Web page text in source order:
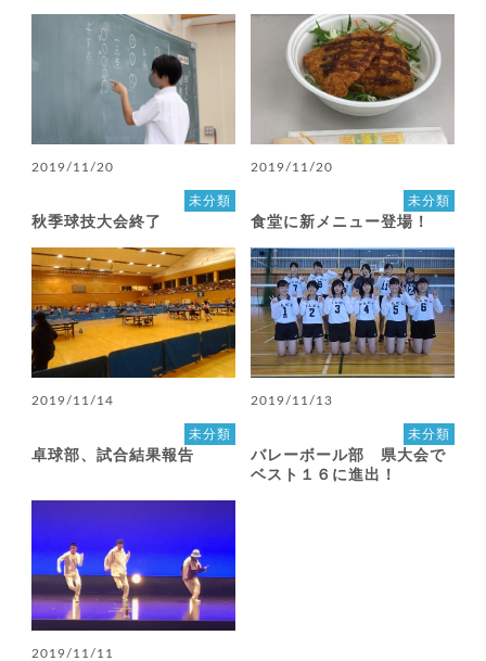
2019/11/20
未分類
秋季球技大会終了
2019/11/20
未分類
食堂に新メニュー登場！
2019/11/14
未分類
卓球部、試合結果報告
2019/11/13
未分類
バレーボール部 県大会で
ベスト１６に進出！
2019/11/11